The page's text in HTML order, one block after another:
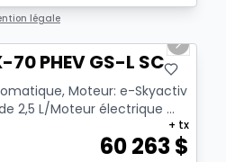
légale
Next
PHEV GS-L SC
Moteur: e-Skyactiv
2,5 L/Moteur électrique ...
60 263$
+ tx